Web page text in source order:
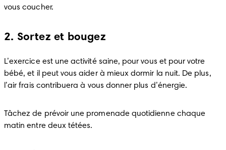
vous coucher.
2. Sortez et bougez
L’exercice est une activité saine, pour vous et pour votre
bébé, et il peut vous aider à mieux dormir la nuit. De plus,
l’air frais contribuera à vous donner plus d’énergie.
Tâchez de prévoir une promenade quotidienne chaque
matin entre deux tétées.